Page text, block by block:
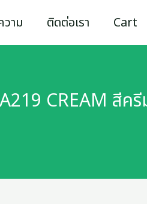
าม ติดต่อเรา Cart
CREAM สีค